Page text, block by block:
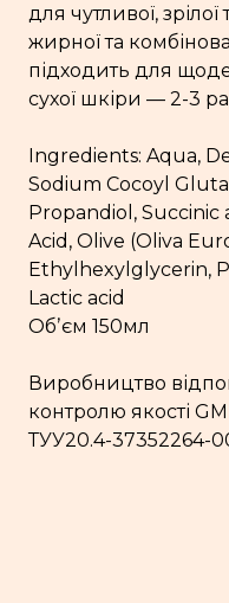
для чутливої,
жирної та
підходить для
сухої шкіри — 2-3
Ingredients: Aqua,
Sodium Cocoyl
Propandiol,
Acid, Olive (Oliva
Ethylhexylglycerin,
Lactic acid
Обʼєм 150мл
Виробництво
контролю якості
ТУУ20.4-37352264-